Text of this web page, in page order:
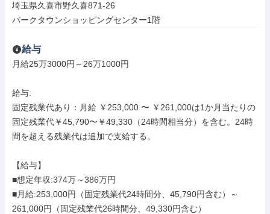
埼玉県久喜市野久喜871-26
パークタウンショッピングセンター1階
給与
月給25万3000円～26万1000円
給与:
固定残業代あり：月給 ￥253,000 〜 ￥261,000は1か月当たりの
固定残業代￥45,790〜￥49,330（24時間相当分）を含む。24時
間を超える残業代は追加で支給する。
【給与】
■想定年収:374万～386万円
■月給:253,000円（固定残業代24時間分、45,790円含む）～
261,000円（固定残業代26時間分、49,330円含む）